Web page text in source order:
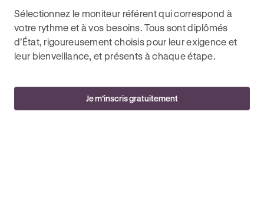
Sélectionnez le moniteur référent qui correspond à
votre rythme et à vos besoins. Tous sont diplômés
d’État, rigoureusement choisis pour leur exigence et
leur bienveillance, et présents à chaque étape.
Je m’inscris gratuitement